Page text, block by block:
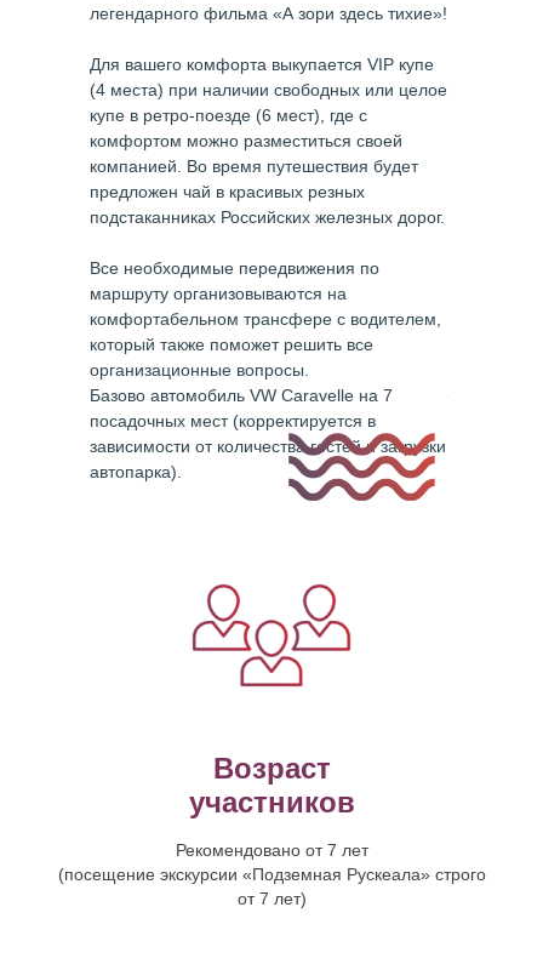
легендарного фильма «А зори здесь тихие»!
Для вашего комфорта выкупается VIP купе
(4 места) при наличии свободных или целое
купе в ретро-поезде (6 мест), где с
комфортом можно разместиться своей
компанией. Во время путешествия будет
предложен чай в красивых резных
подстаканниках Российских железных дорог.
Все необходимые передвижения по
маршруту организовываются на
комфортабельном трансфере c водителем,
который также поможет решить все
организационные вопросы.
Базово автомобиль VW Caravelle на 7
посадочных мест (корректируется в
зависимости от количества гостей и загрузки
автопарка).
Возраст
участников
Рекомендовано от 7 лет
(посещение экскурсии «Подземная Рускеала» строго
от 7 лет)